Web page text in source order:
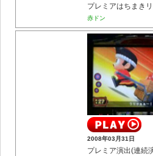
プレミアはちまき
赤ドン
2008年03月31日
プレミア演出(連続